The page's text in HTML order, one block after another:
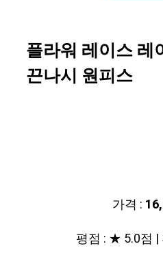
플라워 레이스 레
끈나시 원피스
가격 :
평점 : ★ 5.0점 |